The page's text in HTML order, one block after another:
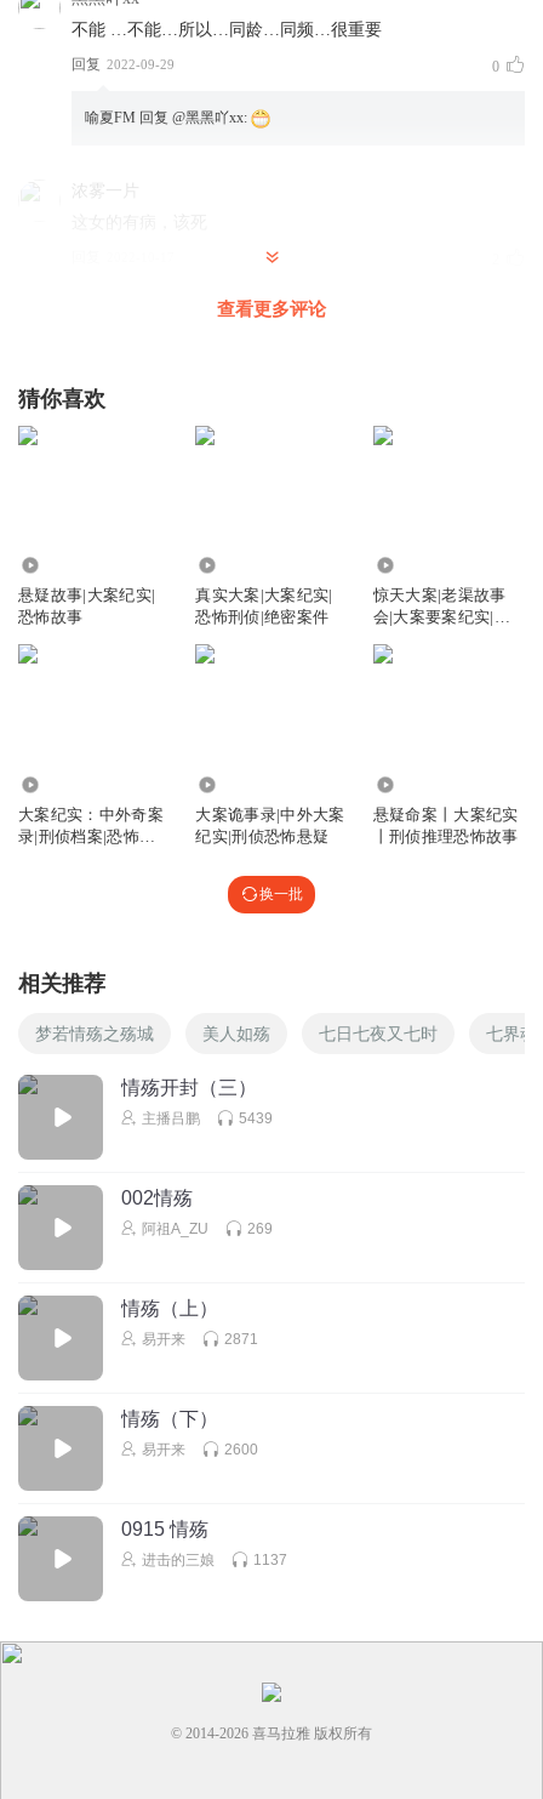
不能 …不能…所以…同龄…同频…很重要
回复 2022-09-29 0
喻夏FM 回复 @黑黑吖xx:
浓雾一片
他是嫌弃女人年龄大吗
woman2017
悲剧人生
查看更多评论
猜你喜欢
悬疑故事|大案纪实|
恐怖故事
真实大案|大案纪实|
恐怖刑侦|绝密案件
惊天大案|老渠故事
会|大案要案纪实|老
大案纪实：中外奇案
录|刑侦档案|恐怖故
大案诡事录|中外大案
纪实|刑侦恐怖悬疑
悬疑命案丨大案纪实
丨刑侦推理恐怖故事
换一批
相关推荐
梦若情殇之殇城 美人如殇 七日七夜又七时 七界魂
情殇开封（三）
主播吕鹏 5439
002情殇
阿祖A_ZU 269
情殇（上）
易开来 2871
情殇（下）
易开来 2600
0915 情殇
进击的三娘 1137
© 2014-2026 喜马拉雅 版权所有